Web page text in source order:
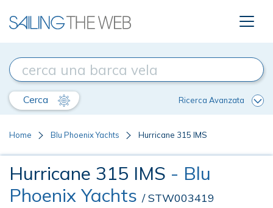
Cerca Ricerca Avanzata
Home Blu Phoenix Yachts Hurricane 315 IMS
Hurricane 315 IMS - Blu
Phoenix Yachts / STW003419